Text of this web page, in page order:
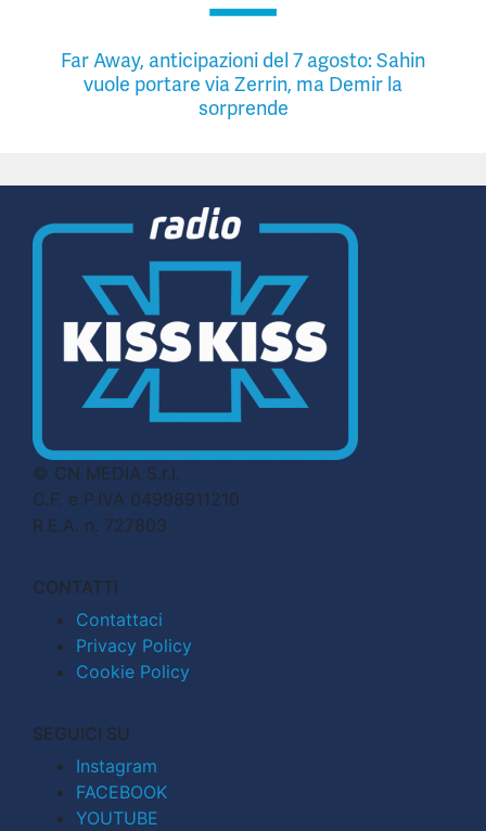
Far Away, anticipazioni del 7 agosto: Sahin
vuole portare via Zerrin, ma Demir la
sorprende
© CN MEDIA S.r.l.
C.F. e P.IVA 04998911210
R.E.A. n. 727803
CONTATTI
Contattaci
Privacy Policy
Cookie Policy
SEGUICI SU
Instagram
FACEBOOK
YOUTUBE